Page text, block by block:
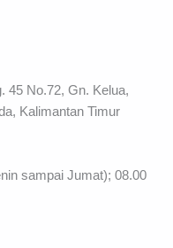
45 No.72, Gn. Kelua,
Kalimantan Timur
sampai Jumat); 08.00